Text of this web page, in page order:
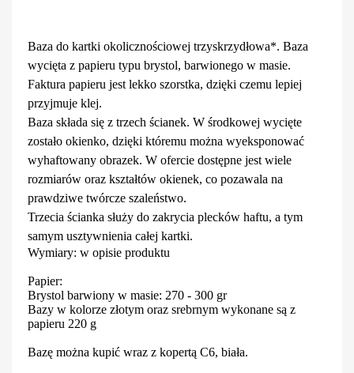
Baza do kartki okolicznościowej trzyskrzydłowa*. Baza
wycięta z papieru typu brystol, barwionego w masie.
Faktura papieru jest lekko szorstka, dzięki czemu lepiej
przyjmuje klej.
Baza składa się z trzech ścianek. W środkowej wycięte
zostało okienko, dzięki któremu można wyeksponować
wyhaftowany obrazek. W ofercie dostępne jest wiele
rozmiarów oraz kształtów okienek, co pozawala na
prawdziwe twórcze szaleństwo.
Trzecia ścianka służy do zakrycia plecków haftu, a tym
samym usztywnienia całej kartki.
Wymiary: w opisie produktu
Papier:
Brystol barwiony w masie: 270 - 300 gr
Bazy w kolorze złotym oraz srebrnym wykonane są z
papieru 220 g
Bazę można kupić wraz z kopertą C6, biała.